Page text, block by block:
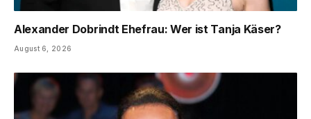
Alexander Dobrindt Ehefrau: Wer ist Tanja Käser?
August 6, 2026